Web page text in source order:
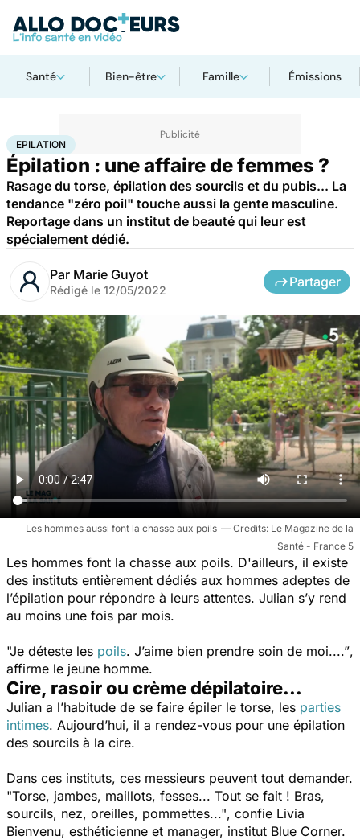
Santé Bien-être Famille Émissions
AccueilBien-être
EPILATION
Épilation : une affaire de femmes ?
Rasage du torse, épilation des sourcils et du pubis... La
tendance "zéro poil" touche aussi la gente masculine.
Reportage dans un institut de beauté qui leur est
spécialement dédié.
Par Marie Guyot
Rédigé le 12/05/2022
Partager
Les hommes aussi font la chasse aux poils
Le Magazine de la
Santé - France 5
Les hommes font la chasse aux poils. D'ailleurs, il existe
des instituts entièrement dédiés aux hommes adeptes de
l’épilation pour répondre à leurs attentes. Julian s’y rend
au moins une fois par mois.
"Je déteste les poils. J’aime bien prendre soin de moi....”,
affirme le jeune homme.
Cire, rasoir ou crème dépilatoire...
Julian a l’habitude de se faire épiler le torse, les parties
intimes. Aujourd’hui, il a rendez-vous pour une épilation
des sourcils à la cire.
Dans ces instituts, ces messieurs peuvent tout demander.
"Torse, jambes, maillots, fesses... Tout se fait ! Bras,
sourcils, nez, oreilles, pommettes...", confie Livia
Bienvenu, esthéticienne et manager, institut Blue Corner.